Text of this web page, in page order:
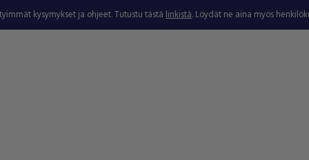
kysymykset ja ohjeet. Tutustu tästälinkistä. Löydät ne aina myös